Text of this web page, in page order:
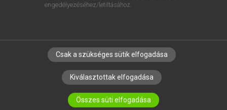
LICENCSZERZŐDÉS ADATVÉDELEM
engedélyezéséhez/letiltásához.
Csak a szükséges sütik elfogadása
Kiválasztottak elfogadása
Összes süti elfogadása